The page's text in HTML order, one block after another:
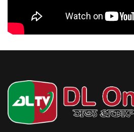
নদীদূষণ দুর্বিষহ পর্যায়ে পৌঁছেছে, পদক্ষেপ গ্রহণে অবহেলার
আগস্ট ৬, ২০২৬